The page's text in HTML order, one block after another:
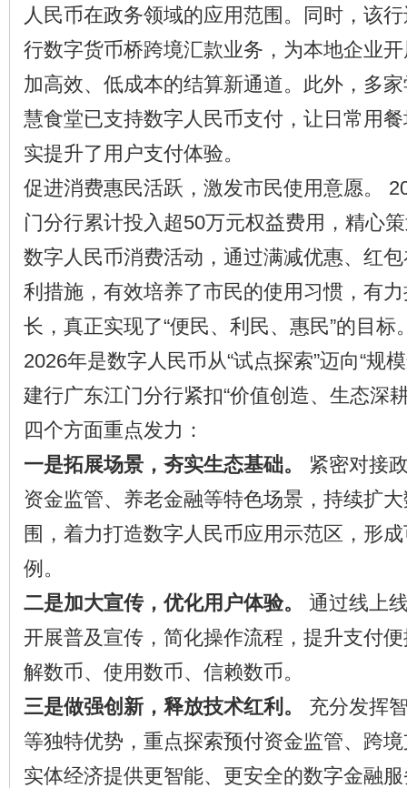
人民币在政务领域的应用范围。同时，该
行数字货币桥跨境汇款业务，为本地企业
加高效、低成本的结算新通道。此外，多
慧食堂已支持数字人民币支付，让日常用餐
实提升了用户支付体验。
促进消费惠民活跃，激发市民使用意愿。
门分行累计投入超50万元权益费用，精心
数字人民币消费活动，通过满减优惠、红
利措施，有效培养了市民的使用习惯，有
长，真正实现了“便民、利民、惠民”的目标
2026年是数字人民币从“试点探索”迈向“规
建行广东江门分行紧扣“价值创造、生态深
四个方面重点发力：
一是拓展场景，夯实生态基础。
紧密对接
资金监管、养老金融等特色场景，持续扩
围，着力打造数字人民币应用示范区，形
例。
二是加大宣传，优化用户体验。
通过线上
开展普及宣传，简化操作流程，提升支付
解数币、使用数币、信赖数币。
三是做强创新，释放技术红利。 充分发挥
等独特优势，重点探索预付资金监管、跨
实体经济提供更智能、更安全的数字金融